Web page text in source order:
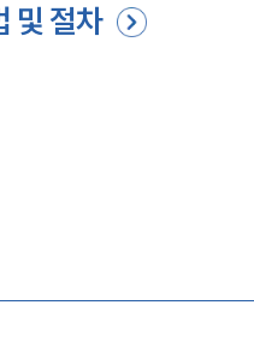
및 절차